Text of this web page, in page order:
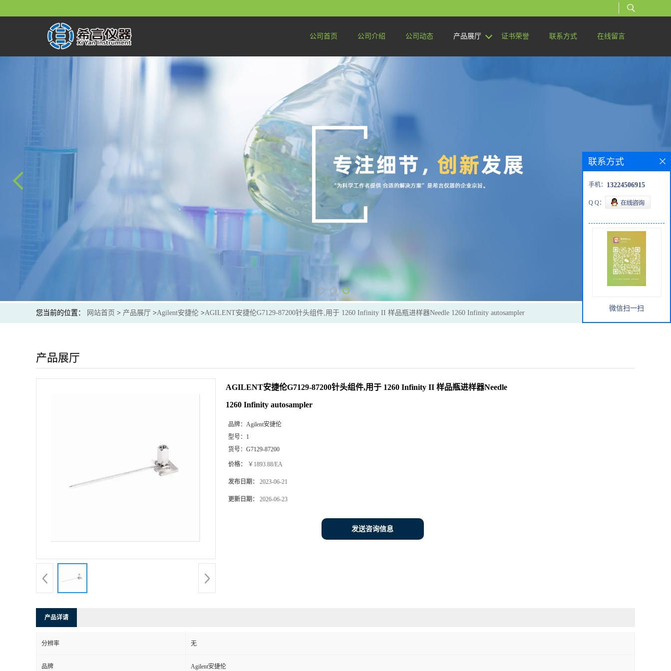
公司首页 公司介绍 公司动态 产品展厅 证书荣誉 联系方式 在线留言
您当前的位置： 网站首页 > 产品展厅 >Agilent安捷伦 >AGILENT安捷伦G7129-87200针头组件,用于 1260 Infinity II 样品瓶进样器Needle 1260 Infinity autosampler
产品展厅
AGILENT安捷伦G7129-87200针头组件,用于 1260 Infinity II 样品瓶进样器Needle
1260 Infinity autosampler
品牌： Agilent安捷伦
型号： 1
货号： G7129-87200
价格： ￥1893.88/EA
发布日期： 2023-06-21
更新日期： 2026-06-23
发送咨询信息
产品详请
分辨率 无
品牌 Agilent安捷伦
联系方式
手机： 13224506915
Q Q：
微信扫一扫